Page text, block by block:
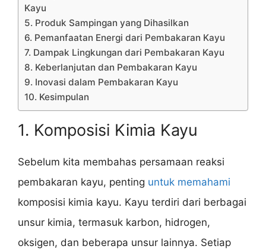
Kayu
5. Produk Sampingan yang Dihasilkan
6. Pemanfaatan Energi dari Pembakaran Kayu
7. Dampak Lingkungan dari Pembakaran Kayu
8. Keberlanjutan dan Pembakaran Kayu
9. Inovasi dalam Pembakaran Kayu
10. Kesimpulan
1. Komposisi Kimia Kayu
Sebelum kita membahas persamaan reaksi
pembakaran kayu, penting untuk memahami
komposisi kimia kayu. Kayu terdiri dari berbagai
unsur kimia, termasuk karbon, hidrogen,
oksigen, dan beberapa unsur lainnya. Setiap